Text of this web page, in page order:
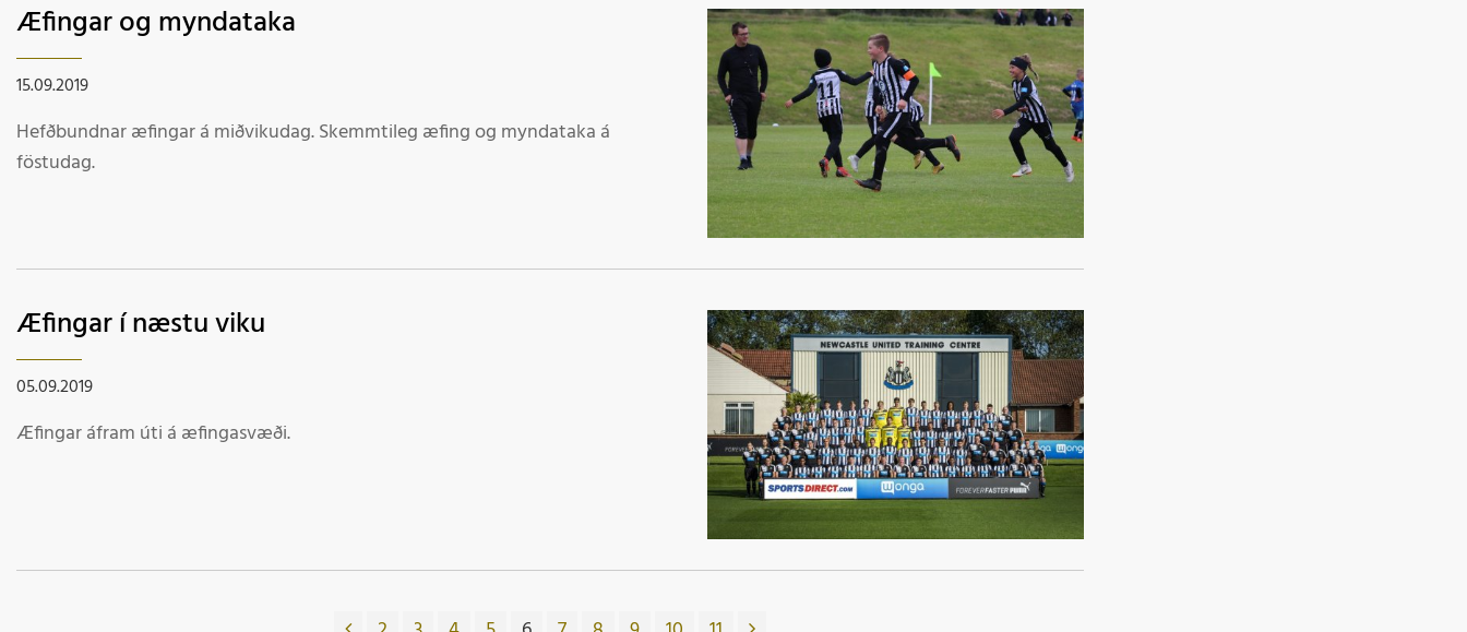
Æfingar og myndataka
15.09.2019
Hefðbundnar æfingar á miðvikudag. Skemmtileg æfing og myndataka á
föstudag.
Æfingar í næstu viku
05.09.2019
Æfingar áfram úti á æfingasvæði.